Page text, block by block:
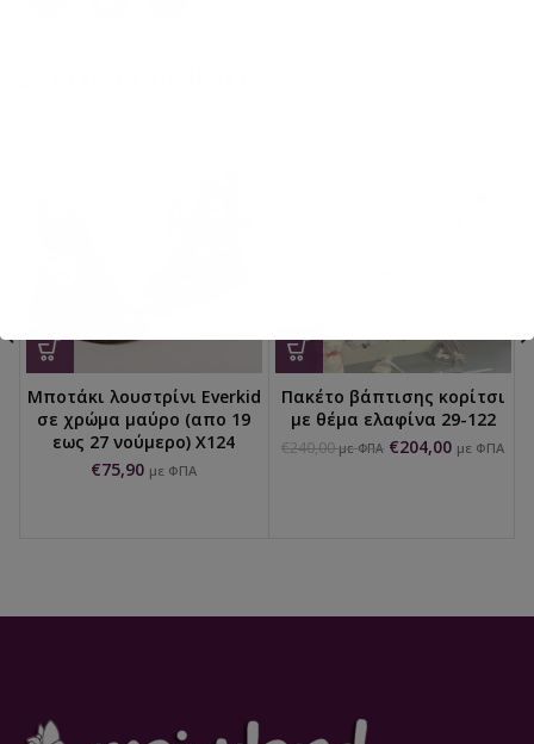
Μποτάκι λουστρίνι Everkid
σε χρώμα μαύρο (απο 19
εως 27 νούμερο) X124
€75,90 με ΦΠΑ
Πακέτο βάπτισης κορίτσι
με θέμα ελαφίνα 29-122
€240,00 με ΦΠΑ €204,00 με ΦΠΑ